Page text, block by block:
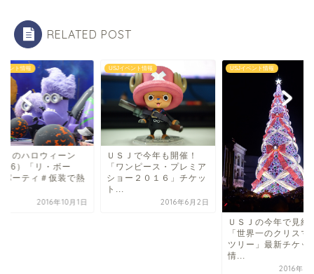
RELATED POST
ベント情報
Ｊで今年も開催！
ンピース・プレミア
ー２０１６」チケッ
2016年6月2日
USJイベント情報 USJイベント情報
ＵＳＪのハロウィー
（2016）「リ・ボー
ン・パーティ＃仮装
狂...
2016年